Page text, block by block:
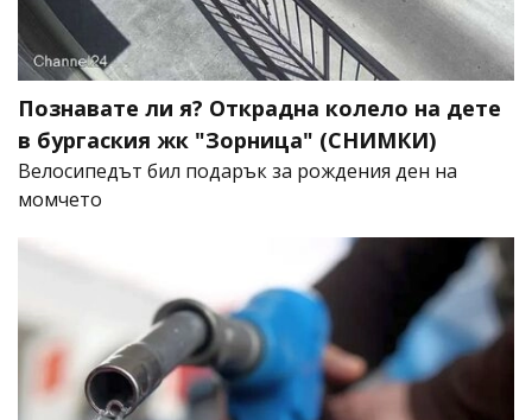
Познавате ли я? Открадна колело на дете
в бургаския жк "Зорница" (СНИМКИ)
Велосипедът бил подарък за рождения ден на
момчето